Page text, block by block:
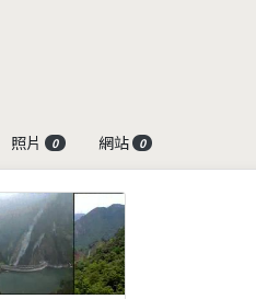
照片 0 網站 0